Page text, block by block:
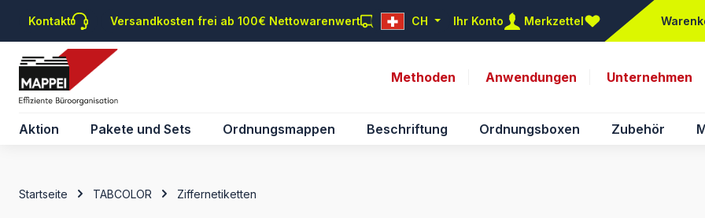
Hauptinhalt springen
Zur Suche springen
Zur Hauptnavigation springen
Kontakt Versandkosten frei ab 100€ Nettowarenwert CH Ihr Konto Merkzettel
Du hast 0 Produkte auf
Methoden Anwendungen Unternehmen
Aktion Pakete und Sets Ordnungsmappen Beschriftung Ordnungsboxen Zubehör
Startseite TABCOLOR Ziffernetiketten